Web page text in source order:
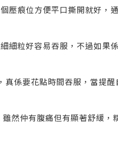
壓痕位方便平口撕開就好，
細粒好容易吞服，不過如果
真係要花點時間吞服，當提醒
然仲有腹痛但有顯著舒緩，